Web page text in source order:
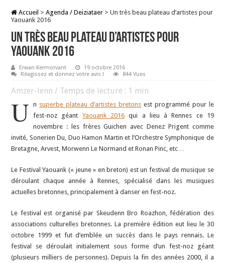
Accueil > Agenda / Deiziataer > Un très beau plateau d’artistes pour
Yaouank 2016
Un très beau plateau d’artistes pour
Yaouank 2016
Erwan Kermorvant
19 octobre 2016
Réagissez et donnez votre avis !
844 Vues
Amzer-lenn / Temps de lecture : 1 min
U n superbe plateau d’artistes bretons est programmé pour le
fest-noz géant Yaouank 2016 qui a lieu à Rennes ce 19
novembre : les frères Guichen avec Denez Prigent comme
invité, Sonerien Du, Duo Hamon Martin et l’Orchestre Symphonique de
Bretagne, Arvest, Morwenn Le Normand et Ronan Pinc, etc…
Le Festival Yaouank (« jeune » en breton) est un festival de musique se
déroulant chaque année à Rennes, spécialisé dans les musiques
actuelles bretonnes, principalement à danser en fest-noz.
Le festival est organisé par Skeudenn Bro Roazhon, fédération des
associations culturelles bretonnes. La première édition eut lieu le 30
octobre 1999 et fut d’emblée un succès dans le pays rennais. Le
festival se déroulait initialement sous forme d’un fest-noz géant
(plusieurs milliers de personnes). Depuis la fin des années 2000, il a